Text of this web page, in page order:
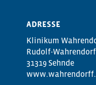
ADRESSE
Klinikum
Rudolf-
31319 Sehnde